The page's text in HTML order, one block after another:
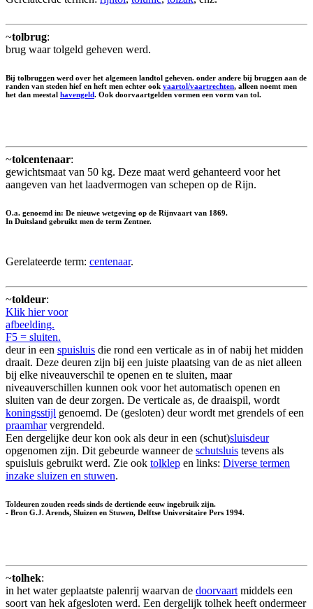
~tolbrug:
brug waar tolgeld geheven werd.
Bij tolbruggen werd over het algemeen landtol geheven. onder andere bij bruggen aan de
randen van steden hief en heft men echter ook vaartol/vaartrechten, alleen noemt men
het dan meestal havengeld. Ook doorvaartgelden vormen een vorm van tol.
~tolcentenaar:
gewichtsmaat van 50 kg. Deze maat werd gehanteerd voor het
aangeven van het laadvermogen van schepen op de Rijn.
O.a. genoemd in: De nieuwe wetgeving op de Rijnvaart van 1869.
In Duitsland gebruikt men de term Zentner.
Gerelateerde term: centenaar.
~toldeur:
Klik hier voor
afbeelding.
F5 = sluiten.
deur in een spuisluis die rond een verticale as in of nabij het midden
draait. Deze deuren zijn bij een juiste plaatsing van de as niet alleen
bij elke niveauverschil te openen en te sluiten, maar
niveauverschillen kunnen ook voor het automatisch openen en
sluiten van de deur zorgen. De verticale as, de draaispil, wordt
koningsstijl genoemd. De (gesloten) deur wordt met grendels of een
praamharvergrendeld.
Een dergelijke deur kon ook als deur in een (schut)sluisdeur
opgenomen zijn. Dit gebeurde wanneer de schutsluis tevens als
spuisluis gebruikt werd. Zie ook tolklep en links: Diverse termen
inzake sluizen en stuwen.
Toldeuren zouden reeds sinds de dertiende eeuw ingebruik zijn.
- Bron G.J. Arends, Sluizen en Stuwen, Delftse Universitaire Pers 1994.
~tolhek:
in het water geplaatste palenrij waarvan de doorvaart middels een
soort van hek afgesloten werd. Een dergelijk tolhek heeft ondermeer